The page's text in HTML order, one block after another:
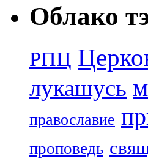
Облако
РПЦ
лукашусь
православие
проповедь